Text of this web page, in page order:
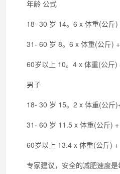
年龄 公式
18- 30 岁 14。6 x 体重(公斤)
31- 60 岁 8。6 x 体重(公斤)
60岁以上 10。4 x 体重(公斤)
男子
18- 30 岁 15。2 x 体重(公斤
31- 60 岁 11.5 x 体重(公斤) +
60岁以上 13.4 x 体重(公斤) +
专家建议，安全的减肥速度是